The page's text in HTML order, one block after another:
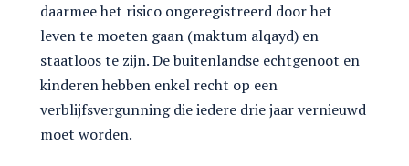
daarmee het risico ongeregistreerd door het
leven te moeten gaan (maktum alqayd) en
staatloos te zijn. De buitenlandse echtgenoot en
kinderen hebben enkel recht op een
verblijfsvergunning die iedere drie jaar vernieuwd
moet worden.